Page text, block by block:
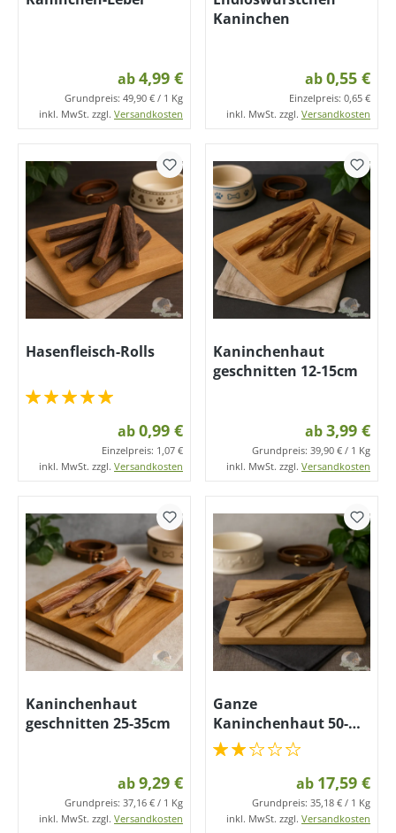
ab4,99 €
Grundpreis: 49,90 € / 1 Kg
inkl. MwSt. zzgl. Versandkosten
Kaninchen
ab0,55 €
Einzelpreis: 0,65 €
inkl. MwSt. zzgl. Versandkosten
Hasenfleisch-Rolls
ab0,99 €
Einzelpreis: 1,07 €
inkl. MwSt. zzgl. Versandkosten
Kaninchenhaut
geschnitten 12-15cm
ab3,99 €
Grundpreis: 39,90 € / 1 Kg
inkl. MwSt. zzgl. Versandkosten
Kaninchenhaut
geschnitten 25-35cm
ab9,29 €
Grundpreis: 37,16 € / 1 Kg
inkl. MwSt. zzgl. Versandkosten
Ganze
Kaninchenhaut 50-
65cm
ab 17,59 €
Grundpreis: 35,18 € / 1 Kg
inkl. MwSt. zzgl. Versandkosten